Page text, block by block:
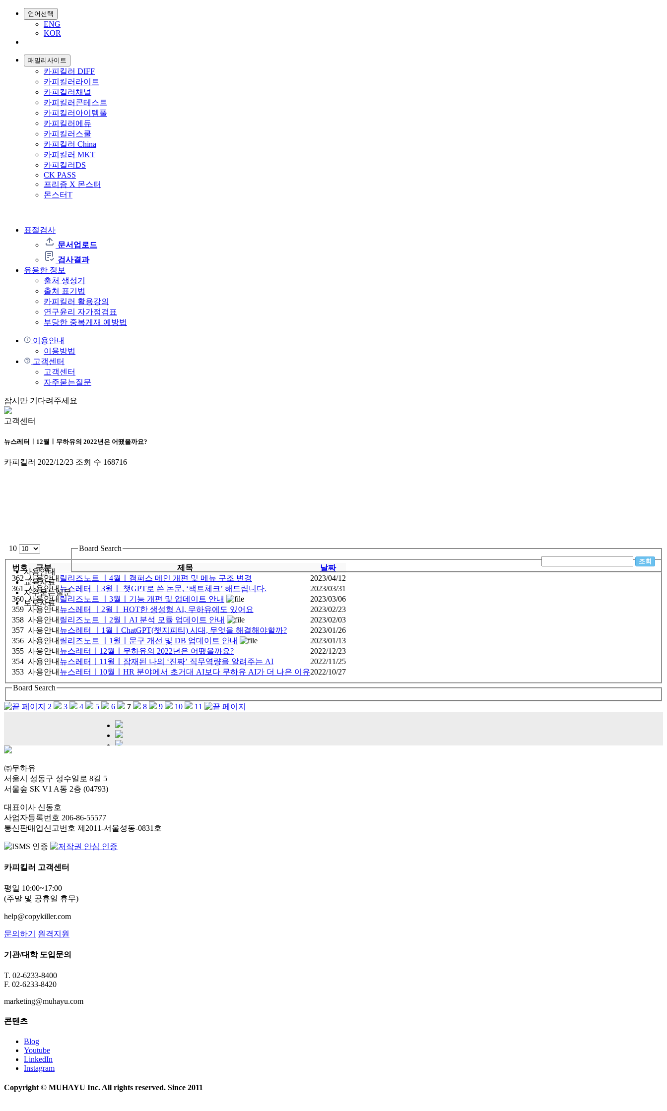
언어선택
ENG
KOR
패밀리사이트
카피킬러 DIFF
카피킬러라이트
카피킬러채널
카피킬러콘테스트
카피킬러아이템풀
카피킬러에듀
카피킬러스쿨
카피킬러 China
카피킬러 MKT
카피킬러DS
CK PASS
프리즘 X 몬스터
몬스터T
표절검사
문서업로드
검사결과
유용한 정보
출처 생성기
출처 표기법
카피킬러 활용강의
연구윤리 자가점검표
부당한 중복게재 예방법
이용안내
이용방법
고객센터
고객센터
자주묻는질문
잠시만 기다려주세요
고객센터
뉴스레터ㅣ12월ㅣ무하유의 2022년은 어땠을까요?
카피킬러 2022/12/23 조회 수 168716
10
사용안내
교육자료
자주묻는질문
보도자료
Board Search
번호 구분 제목
날짜
362 사용안내 릴리즈노트 ㅣ4월ㅣ캠퍼스 메인 개편 및 메뉴 구조 변경
2023/04/12
361
사용안내뉴스레터 ㅣ3월ㅣ 챗GPT로 쓴 논문, ‘팩트체크’ 해드립니다.
2023/03/31
360 사용안내릴리즈노트 ㅣ3월ㅣ기능 개편 및 업데이트 안내
2023/03/06
359 사용안내 뉴스레터 ㅣ2월ㅣ HOT한 생성형 AI, 무하유에도 있어요
2023/02/23
358 사용안내 릴리즈노트 ㅣ2월ㅣAI 분석 모듈 업데이트 안내
2023/02/03
357 사용안내 뉴스레터 ㅣ1월ㅣChatGPT(챗지피티) 시대, 무엇을 해결해야할까?
2023/01/26
356 사용안내 릴리즈노트 ㅣ1월ㅣ문구 개선 및 DB 업데이트 안내
2023/01/13
355 사용안내 뉴스레터ㅣ12월ㅣ무하유의 2022년은 어땠을까요?
2022/12/23
354 사용안내 뉴스레터ㅣ11월ㅣ잠재된 나의 ‘진짜’ 직무역량을 알려주는 AI
2022/11/25
353 사용안내 뉴스레터ㅣ10월ㅣHR 분야에서 초거대 AI보다 무하유 AI가 더 나은 이유2022/10/27
Board Search
2 3 4 5 6 7 8 9 10 11
㈜무하유
서울시 성동구 성수일로 8길 5
서울숲 SK V1 A동 2층 (04793)
대표이사 신동호
사업자등록번호 206-86-55577
통신판매업신고번호 제2011-서울성동-0831호
카피킬러 고객센터
평일 10:00~17:00
(주말 및 공휴일 휴무)
help@copykiller.com
문의하기 원격지원
기관/대학 도입문의
T. 02-6233-8400
F. 02-6233-8420
marketing@muhayu.com
콘텐츠
Blog
Youtube
LinkedIn
Instagram
Copyright © MUHAYU Inc. All rights reserved. Since 2011